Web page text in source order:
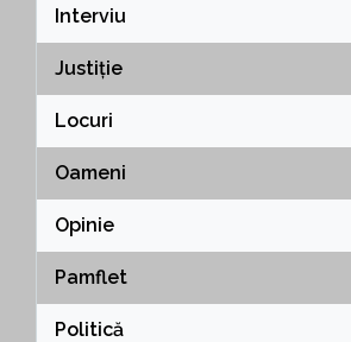
Interviu
Justiție
Locuri
Oameni
Opinie
Pamflet
Politică